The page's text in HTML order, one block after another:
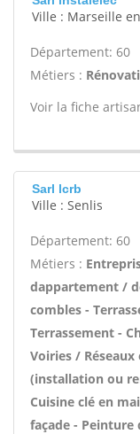
Ville : Marseille
Département: 60
Métiers :
Voir la fiche
Sarl lcrb
Ville : Senlis
Département: 60
Métiers :
dappartement /
combles -
Terrassement -
Voiries /
(installation ou
Cuisine clé en
façade -